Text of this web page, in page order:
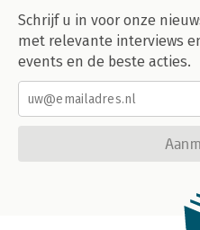
Schrijf u in voor onze
met relevante interviews
events en de beste acties.